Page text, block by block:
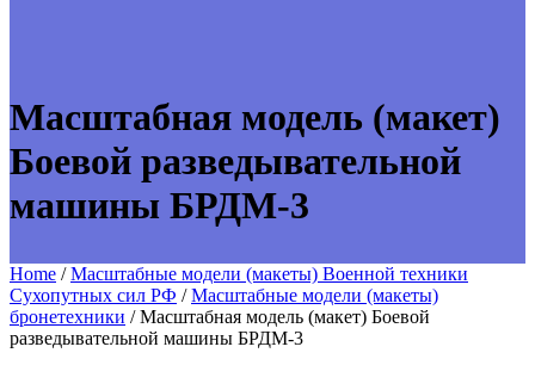
Масштабная модель (макет)
Боевой разведывательной
машины БРДМ-3
Home /Масштабные модели (макеты) Военной техники
Сухопутных сил РФ /Масштабные модели (макеты)
бронетехники / Масштабная модель (макет) Боевой
разведывательной машины БРДМ-3